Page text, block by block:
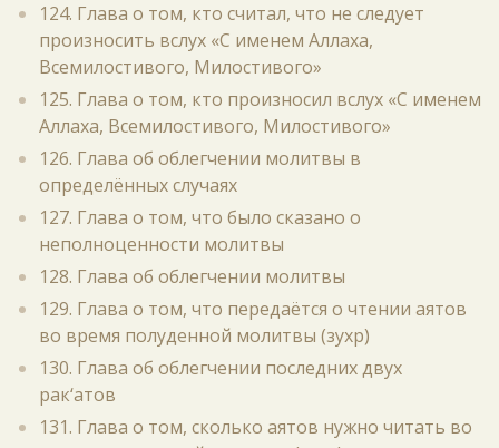
124. Глава о том, кто считал, что не следует
произносить вслух «С именем Аллаха,
Всемилостивого, Милостивого»
125. Глава о том, кто произносил вслух «С именем
Аллаха, Всемилостивого, Милостивого»
126. Глава об облегчении молитвы в
определённых случаях
127. Глава о том, что было сказано о
неполноценности молитвы
128. Глава об облегчении молитвы
129. Глава о том, что передаётся о чтении аятов
во время полуденной молитвы (зухр)
130. Глава об облегчении последних двух
рак‘атов
131. Глава о том, сколько аятов нужно читать во